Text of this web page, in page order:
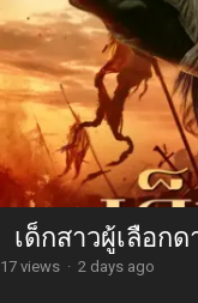
เด็กสาวผู้เลือกด
17 views · 2 days ago